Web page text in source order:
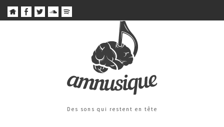
Des sons qui restent en tête